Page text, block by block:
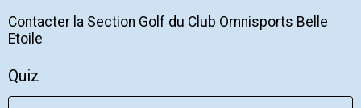
Contacter la Section Golf du Club Omnisports Belle
Etoile
Quiz